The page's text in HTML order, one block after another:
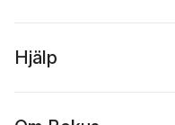
Hjälp